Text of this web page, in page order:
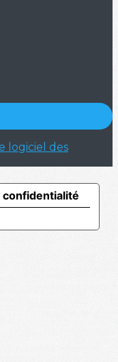
logiciel des
confidentialité